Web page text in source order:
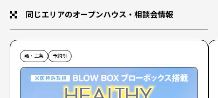
同じエリアのオープンハウス・相談会情報
燕・三条 予約制